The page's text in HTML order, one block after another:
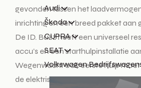
Audi
Škoda
CUPRA
SEAT
Volkswagen
gevonden tussen het
inrichting en een breed pakket aan
De ID. Buzz heeft een universeel
accu’s en een starthulpinstallatie
Wegenwacht ook eerste hulp moet
de elektrische bus ook voorzien